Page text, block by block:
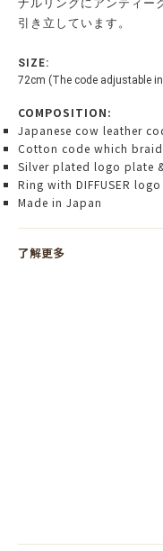
ナルリングにアンティー
引き立しています。
SIZE:
72cm (The code adjustable
COMPOSITION:
Japanese cow leather
Cotton code which
Silver plated logo plate
Ring with DIFFUSER logo
Made in Japan
了解更多